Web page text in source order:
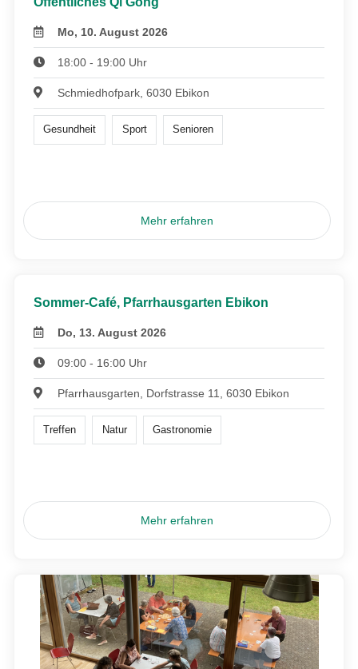
Mo, 10. August 2026
18:00 - 19:00 Uhr
Schmiedhofpark, 6030 Ebikon
Gesundheit Sport Senioren
Mehr erfahren
Sommer-Café, Pfarrhausgarten Ebikon
Do, 13. August 2026
09:00 - 16:00 Uhr
Pfarrhausgarten, Dorfstrasse 11, 6030 Ebikon
Treffen Natur Gastronomie
Mehr erfahren